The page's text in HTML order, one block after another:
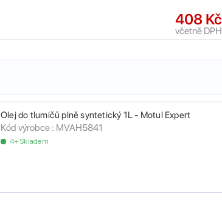
408 Kč
včetně DPH
Olej do tlumičů plně syntetický 1L - Motul Expert
Kód výrobce : MVAH5841
4+ Skladem